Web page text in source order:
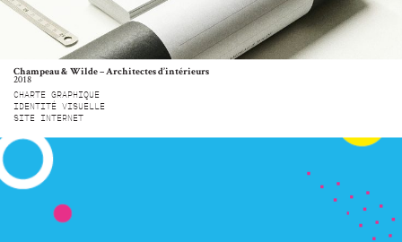
Champeau & Wilde – Architectes d’intérieurs
2018
CHARTE GRAPHIQUE
IDENTITÉ VISUELLE
SITE INTERNET